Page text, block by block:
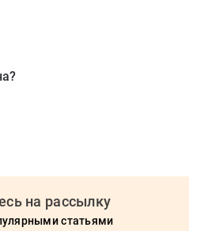
на рассылку
статьями